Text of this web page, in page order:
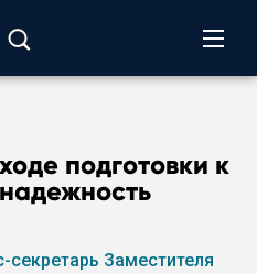
подготовки к
секретарь Заместителя